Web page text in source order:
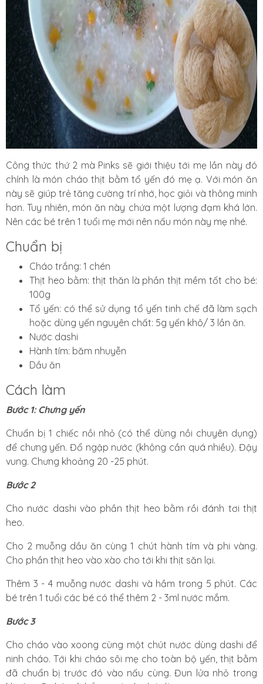
Công thức thứ 2 mà Pinks sẽ giới thiệu tới mẹ lần này đó
chính là món cháo thịt bằm tổ yến đó mẹ ạ. Với món ăn
này sẽ giúp trẻ tăng cường trí nhớ, học giỏi và thông minh
hơn. Tuy nhiên, món ăn này chứa một lượng đạm khá lớn.
Nên các bé trên 1 tuổi mẹ mới nên nấu món này mẹ nhé.
Chuẩn bị
Cháo trắng: 1 chén
Thịt heo bằm: thịt thăn là phần thịt mềm tốt cho bé:
100g
Tổ yến: có thể sử dụng tổ yến tinh chế đã làm sạch
hoặc dùng yến nguyên chất: 5g yến khô/ 3 lần ăn.
Nước dashi
Hành tím: băm nhuyễn
Dầu ăn
Cách làm
Bước 1: Chưng yến
Chuẩn bị 1 chiếc nồi nhỏ (có thể dùng nồi chuyên dụng)
để chưng yến. Đổ ngập nước (không cần quá nhiều). Đậy
vung. Chưng khoảng 20 -25 phút.
Bước 2
Cho nước dashi vào phần thịt heo bằm rồi đánh tơi thịt
heo.
Cho 2 muỗng dầu ăn cùng 1 chút hành tím và phi vàng.
Cho phần thịt heo vào xào cho tới khi thịt săn lại.
Thêm 3 - 4 muỗng nước dashi và hầm trong 5 phút. Các
bé trên 1 tuổi các bé có thể thêm 2 - 3ml nước mắm.
Bước 3
Cho cháo vào xoong cùng một chút nước dùng dashi để
ninh cháo. Tới khi cháo sôi mẹ cho toàn bộ yến, thịt bằm
đã chuẩn bị trước đó vào nấu cùng. Đun lửa nhỏ trong